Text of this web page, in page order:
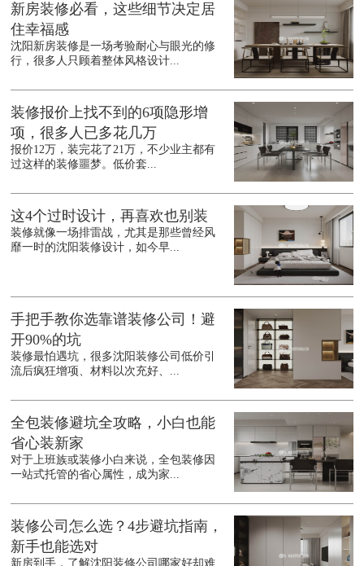
新房装修必看，这些细节决定居
住幸福感
沈阳新房装修是一场考验耐心与眼光的修
行，很多人只顾着整体风格设计...
装修报价上找不到的6项隐形增
项，很多人已多花几万
报价12万，装完花了21万，不少业主都有
过这样的装修噩梦。低价套...
这4个过时设计，再喜欢也别装
装修就像一场排雷战，尤其是那些曾经风
靡一时的沈阳装修设计，如今早...
手把手教你选靠谱装修公司！避
开90%的坑
装修最怕遇坑，很多沈阳装修公司低价引
流后疯狂增项、材料以次充好、...
全包装修避坑全攻略，小白也能
省心装新家
对于上班族或装修小白来说，全包装修因
一站式托管的省心属性，成为家...
装修公司怎么选？4步避坑指南，
新手也能选对
新房到手，了解沈阳装修公司哪家好却难